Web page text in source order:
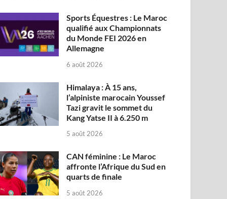
Sports Équestres : Le Maroc
qualifié aux Championnats
du Monde FEI 2026 en
Allemagne
6 août 2026
Himalaya : À 15 ans,
l’alpiniste marocain Youssef
Tazi gravit le sommet du
Kang Yatse II à 6.250 m
5 août 2026
CAN féminine : Le Maroc
affronte l’Afrique du Sud en
quarts de finale
5 août 2026